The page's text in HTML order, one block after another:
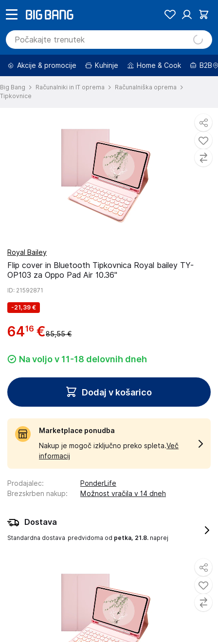
Akcije & promocije Kuhinje Home & Cook B2B
Big Bang Računalniki in IT oprema
Računalniška oprema
Tipkovnice
Royal Bailey
Flip cover in Bluetooth Tipkovnica Royal bailey TY-
OP103 za Oppo Pad Air 10.36"
ID: 21592871
-21,39 €
6416 €85,55 €
Na voljo v 11-18 delovnih dneh
Dodaj v košarico
Marketplace ponudba
Nakup je mogoč izključno preko spleta.Več
informacij
Prodajalec:
PonderLife
Brezskrben nakup: Možnost vračila v 14 dneh
Dostava
Standardna dostava predvidoma od petka, 21.8. naprej